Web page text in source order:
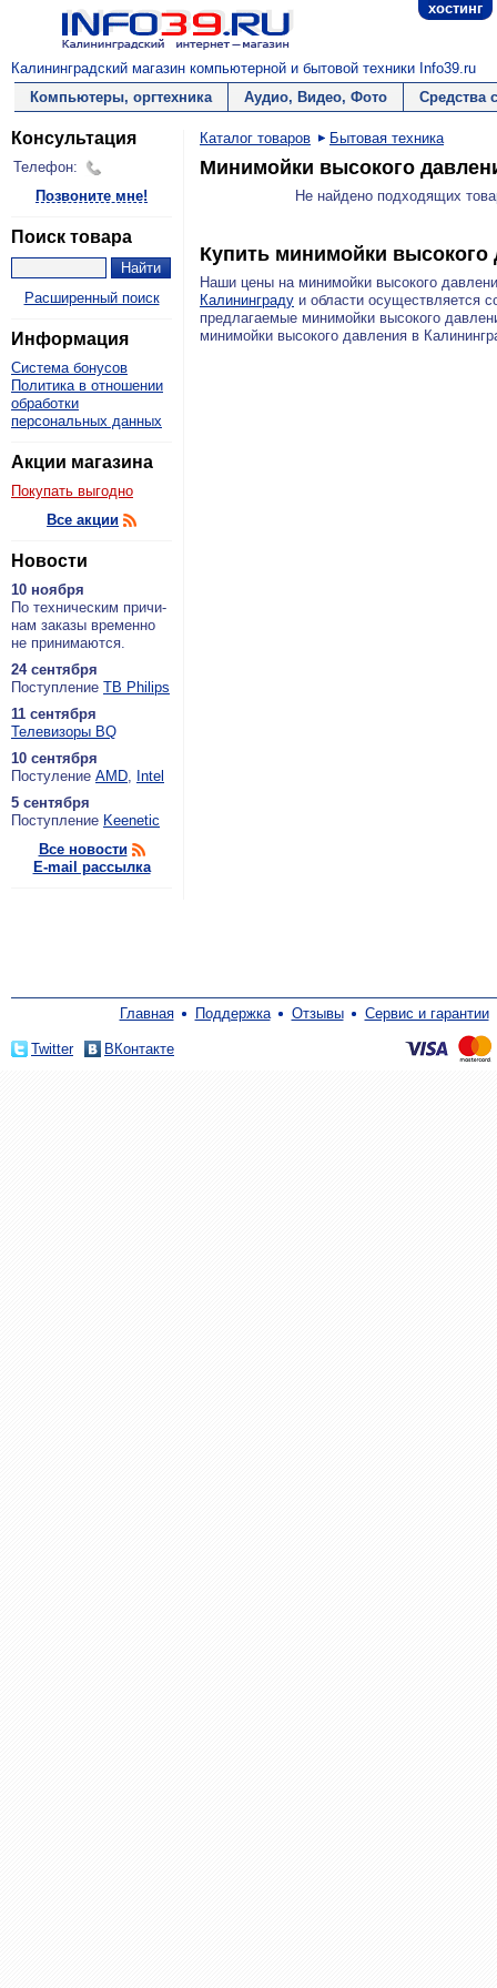
хостинг
Калининградский магазин компьютерной и бытовой техники Info39.ru
Компьютеры, оргтехника
Аудио, Видео, Фото Средства
Консультация
Телефон:
Позвоните мне!
Поиск товара
Расширенный поиск
Информация
Система бонусов
Политика в отношении
обработки
персональных данных
Акции магазина
Покупать выгодно
Все акции
Новости
10 ноября
По тех­ни­че­ским при­чи­
нам за­ка­зы вре­мен­но
не при­ни­ма­ют­ся.
24 сентября
По­ступ­ле­ние ТВ Philips
11 сентября
Теле­ви­зо­ры BQ
10 сентября
По­сту­ле­ние AMD, Intel
5 сентября
По­ступ­ле­ние Keenetic
Все новости
E-mail рассылка
Каталог товаров Бытовая техника
Минимойки высокого
Не найдено подходящих
Купить минимойки высокого
Наши цены на минимойки высокого
Калининграду и области осуществляется
предлагаемые минимойки высокого
минимойки высокого давления в
Главная Поддержка Отзывы Сервис и гарантии
Twitter ВКонтакте